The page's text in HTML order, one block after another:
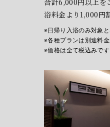
浴料金より1,000円
日帰り入浴のみ対象と
各種プランは別途料金
価格は全て税込みです